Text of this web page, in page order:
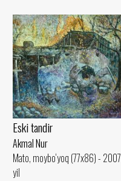
Eski tandir
Akmal Nur
Mato, moybo‘yoq (77x86) - 2007
yil